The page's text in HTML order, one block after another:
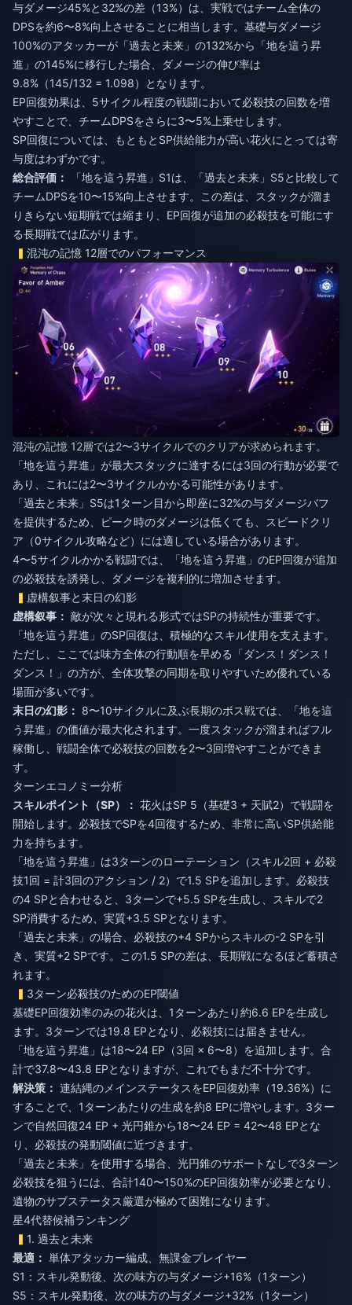
与ダメージ45%と32%の差（13%）は、実戦ではチーム全体の
DPSを約6〜8%向上させることに相当します。基礎与ダメージ
100%のアタッカーが「過去と未来」の132%から「地を這う昇
進」の145%に移行した場合、ダメージの伸び率は
9.8%（145/132 = 1.098）となります。
EP回復効果は、5サイクル程度の戦闘において必殺技の回数を増
やすことで、チームDPSをさらに3〜5%上乗せします。
SP回復については、もともとSP供給能力が高い花火にとっては寄
与度はわずかです。
総合評価：
「地を這う昇進」S1は、「過去と未来」S5と比較して
チームDPSを10〜15%向上させます。この差は、スタックが溜ま
りきらない短期戦では縮まり、EP回復が追加の必殺技を可能にす
る長期戦では広がります。
混沌の記憶 12層でのパフォーマンス
混沌の記憶 12層では2〜3サイクルでのクリアが求められます。
「地を這う昇進」が最大スタックに達するには3回の行動が必要で
あり、これには2〜3サイクルかかる可能性があります。
「過去と未来」S5は1ターン目から即座に32%の与ダメージバフ
を提供するため、ピーク時のダメージは低くても、スピードクリ
ア（0サイクル攻略など）には適している場合があります。
4〜5サイクルかかる戦闘では、「地を這う昇進」のEP回復が追加
の必殺技を誘発し、ダメージを複利的に増加させます。
虚構叙事と末日の幻影
虚構叙事： 敵が次々と現れる形式ではSPの持続性が重要です。
「地を這う昇進」のSP回復は、積極的なスキル使用を支えます。
ただし、ここでは味方全体の行動順を早める「ダンス！ダンス！
ダンス！」の方が、全体攻撃の同期を取りやすいため優れている
場面が多いです。
末日の幻影： 8〜10サイクルに及ぶ長期のボス戦では、「地を這
う昇進」の価値が最大化されます。一度スタックが溜まればフル
稼働し、戦闘全体で必殺技の回数を2〜3回増やすことができま
す。
ターンエコノミー分析
スキルポイント（SP）： 花火はSP 5（基礎3 + 天賦2）で戦闘を
開始します。必殺技でSPを4回復するため、非常に高いSP供給能
力を持ちます。
「地を這う昇進」は3ターンのローテーション（スキル2回 + 必殺
技1回 = 計3回のアクション / 2）で1.5 SPを追加します。必殺技
の4 SPと合わせると、3ターンで+5.5 SPを生成し、スキルで2
SP消費するため、実質+3.5 SPとなります。
「過去と未来」の場合、必殺技の+4 SPからスキルの-2 SPを引
き、実質+2 SPです。この1.5 SPの差は、長期戦になるほど蓄積さ
れます。
3ターン必殺技のためのEP閾値
基礎EP回復効率のみの花火は、1ターンあたり約6.6 EPを生成し
ます。3ターンでは19.8 EPとなり、必殺技には届きません。
「地を這う昇進」は18〜24 EP（3回 × 6〜8）を追加します。合
計で37.8〜43.8 EPとなりますが、これでもまだ不十分です。
解決策： 連結縄のメインステータスをEP回復効率（19.36%）に
することで、1ターンあたりの生成を約8 EPに増やします。3ター
ンで自然回復24 EP + 光円錐から18〜24 EP = 42〜48 EPとな
り、必殺技の発動閾値に近づきます。
「過去と未来」を使用する場合、光円錐のサポートなしで3ターン
必殺技を狙うには、合計140〜150%のEP回復効率が必要となり、
遺物のサブステータス厳選が極めて困難になります。
星4代替候補ランキング
1. 過去と未来
最適： 単体アタッカー編成、無課金プレイヤー
S1：スキル発動後、次の味方の与ダメージ+16%（1ターン）
S5：スキル発動後、次の味方の与ダメージ+32%（1ターン）